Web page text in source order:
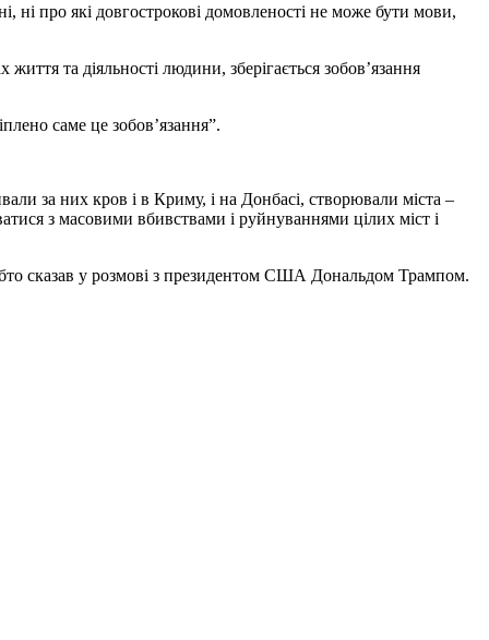
ні про які довгострокові домовленості не може бути мови,
та діяльності людини, зберігається зобов’язання
саме це зобов’язання”.
за них кров і в Криму, і на Донбасі, створювали міста –
з масовими вбивствами і руйнуваннями цілих міст і
сказав у розмові з президентом США Дональдом Трампом.